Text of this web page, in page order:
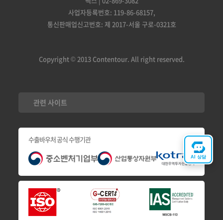
사업자등록번호: 119-86-68157,
통신판매업신고번호: 제 2017-서울 구로-0321호
Copyright © 2013 Contentour. All right reserved.
관련 사이트
수출바우처 공식 수행기관
AI 상담